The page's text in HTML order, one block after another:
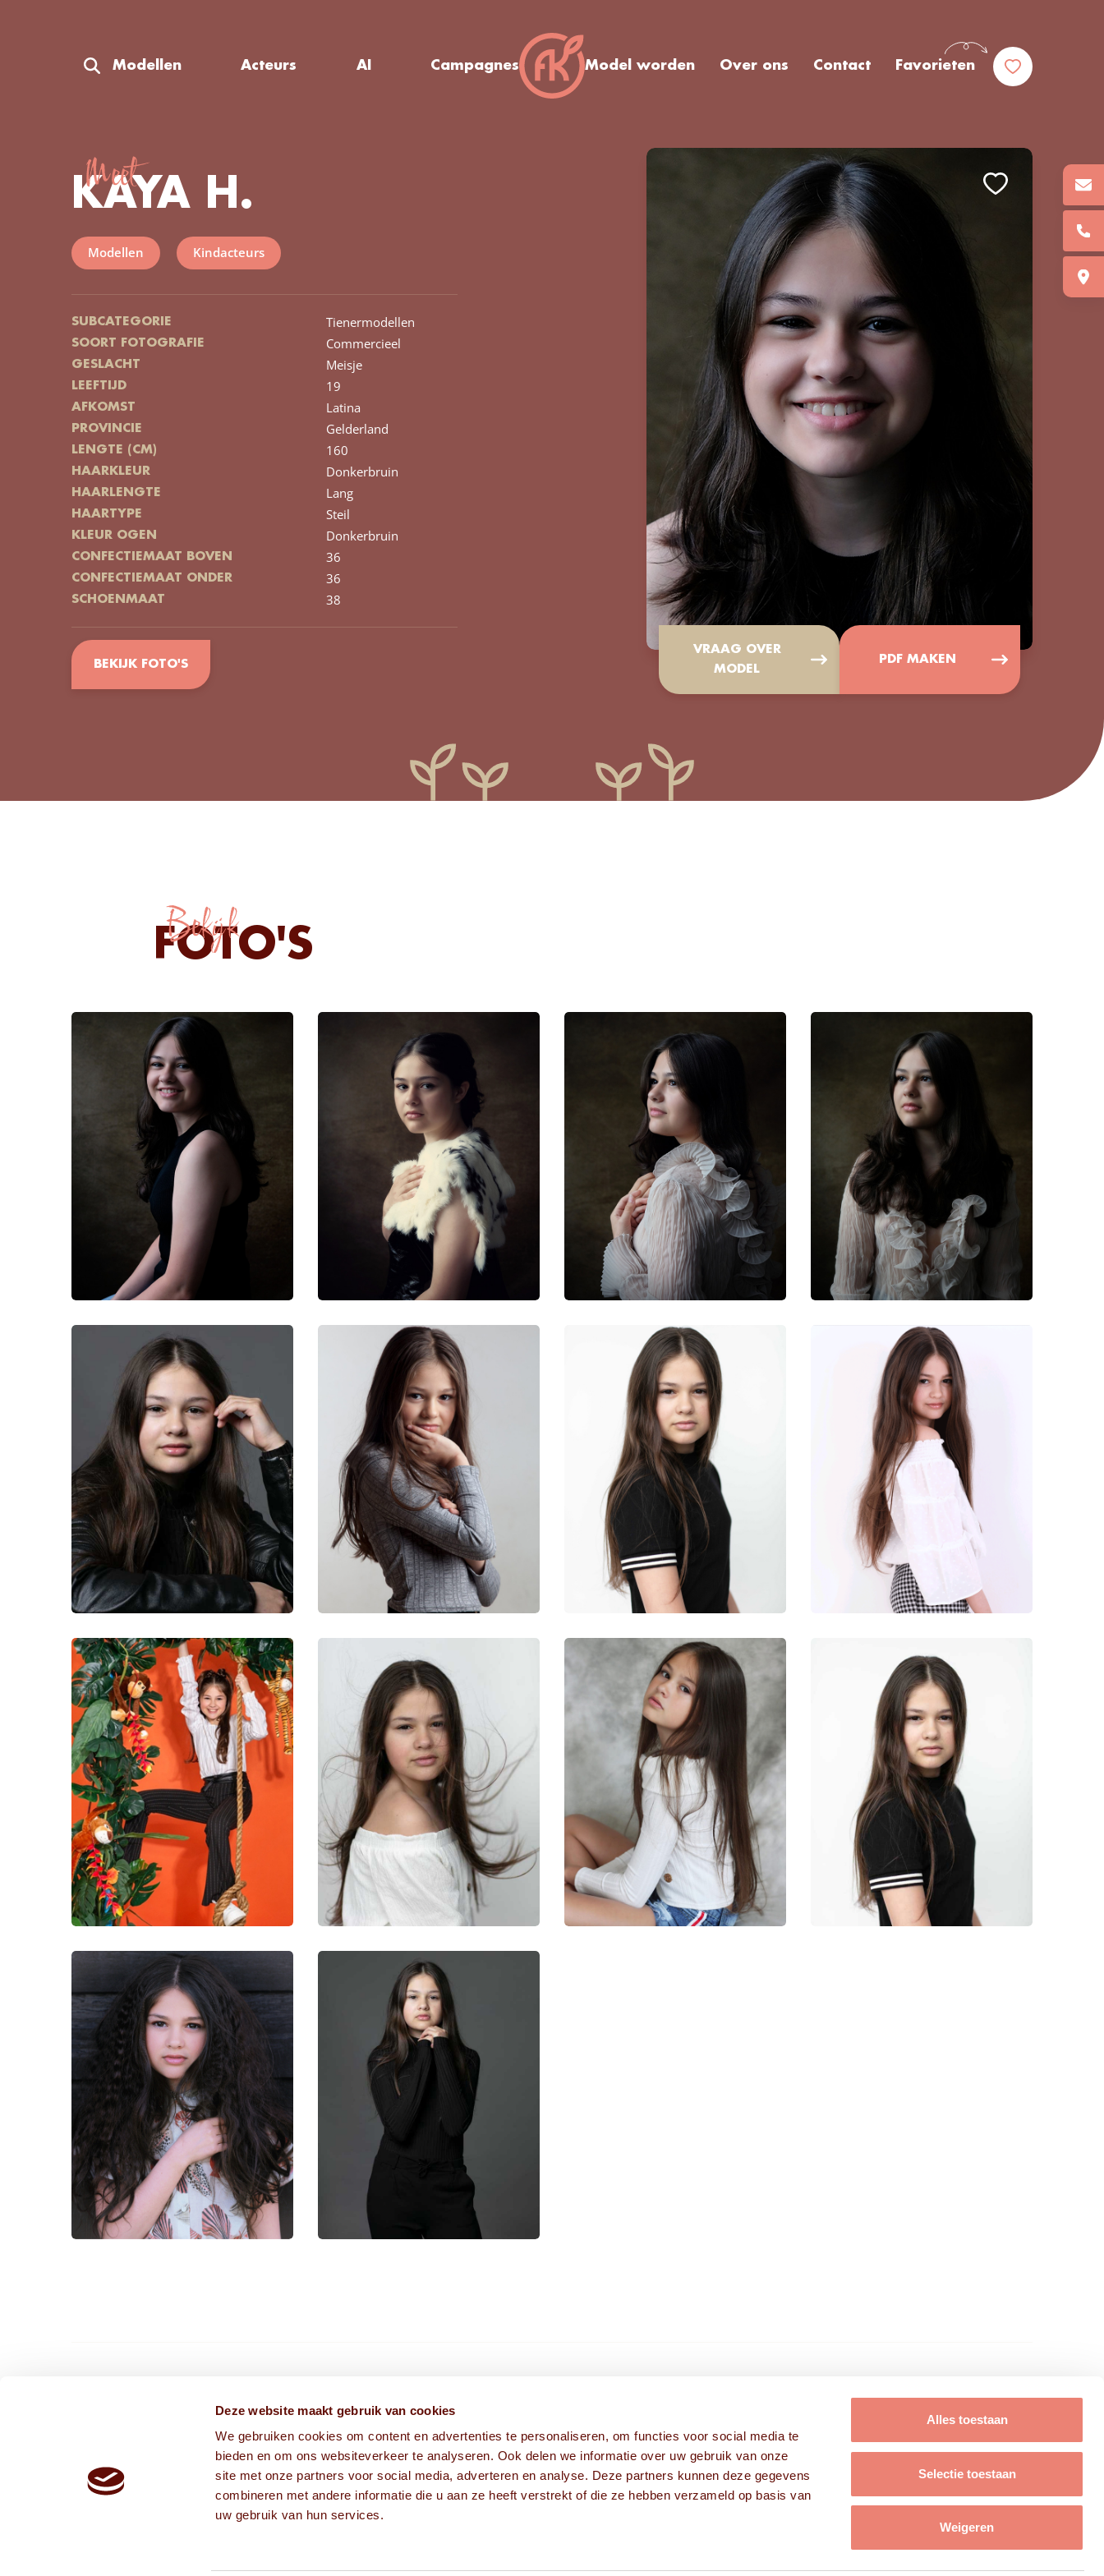
Deze website maakt gebruik van cookies
We gebruiken cookies om content en advertenties te personaliseren, om functies voor social media te
bieden en om ons websiteverkeer te analyseren. Ook delen we informatie over uw gebruik van onze
site met onze partners voor social media, adverteren en analyse. Deze partners kunnen deze gegevens
combineren met andere informatie die u aan ze heeft verstrekt of die ze hebben verzameld op basis van
uw gebruik van hun services.
Alles toestaan
Selectie toestaan
Weigeren
Modellen Acteurs AI Campagnes Model worden Over ons Contact Favorieten
VRAAG OVER
MODEL
PDF MAKEN
Meet
KAYA H.
Modellen Kindacteurs
SUBCATEGORIE Tienermodellen
SOORT FOTOGRAFIE Commercieel
GESLACHT Meisje
LEEFTIJD 19
AFKOMST Latina
PROVINCIE Gelderland
LENGTE (CM) 160
HAARKLEUR Donkerbruin
HAARLENGTE Lang
HAARTYPE Steil
KLEUR OGEN Donkerbruin
CONFECTIEMAAT BOVEN 36
CONFECTIEMAAT ONDER 36
SCHOENMAAT 38
BEKIJK FOTO'S
Bekijk
FOTO'S
info@frissekoppen.nl
013-75 05 241
HIER VIND JE ONS
Fabriekstraat 1A
5038 EM Tilburg
Modellen
Acteurs
Campagnes